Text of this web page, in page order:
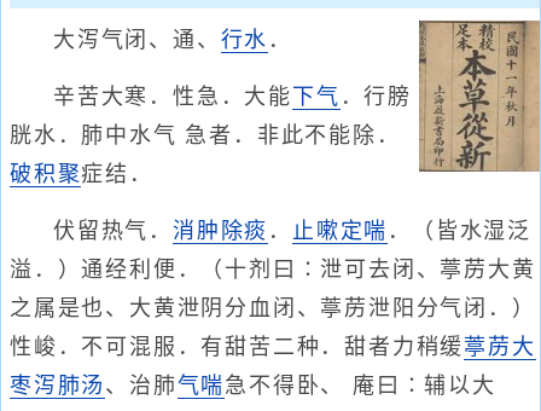
大泻气闭、通、 行水 ．
辛苦大寒．性急．大能 下气 ．行膀
胱水．肺中水气 急者．非此不能除．
破积聚症结．
伏留热气． 消肿 除痰 ． 止嗽定喘 ．（皆水湿泛
溢．）通经利便．（十剂曰∶泄可去闭、葶苈大黄
之属是也、大黄泄阴分血闭、葶苈泄阳分气闭．）
性峻．不可混服．有甜苦二种．甜者力稍缓葶苈大
枣泻肺汤 、治肺气喘急不得卧、 庵曰∶辅以大